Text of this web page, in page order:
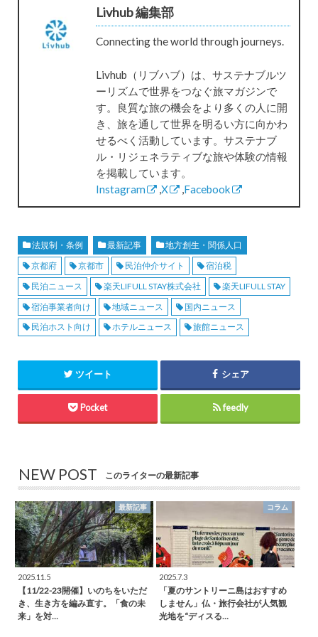
Livhub 編集部
Connecting the world through journeys.
Livhub（リブハブ）は、サステナブルツ
ーリズムで世界をつなぐ旅マガジンで
す。良質な旅の機会をより多くの人に開
き、旅を通して世界を明るい方に向かわ
せるべく活動しています。サステナブ
ル・リジェネラティブな旅や体験の情報
を掲載しています。
Instagram
,X ,Facebook
法規制・条例 最新記事
地方創生・関係人口
京都府
京都市 民泊仲介サイト
宿泊税
民泊ニュース
楽天LIFULL STAY株式会社
楽天LIFULL STAY
宿泊事業者向け
地域ニュース
国内ニュース
民泊ホスト向け
ホテルニュース 旅館ニュース
ツイート シェア
Pocket feedly
NEW POST このライターの最新記事
最新記事
2025.11.5
【11/22-23開催】いのちをいただ
き、生き方を編み直す。「食の未
来」を対…
コラム
2025.7.3
「夏のサントリーニ島はおすすめ
しません」仏・旅行会社が人気観
光地を“ディスる…